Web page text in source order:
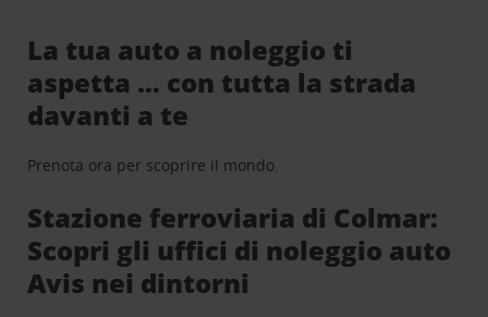
La tua auto a noleggio ti
aspetta … con tutta la strada
davanti a te
Prenota ora per scoprire il mondo.
Stazione ferroviaria di Colmar:
Scopri gli uffici di noleggio auto
Avis nei dintorni